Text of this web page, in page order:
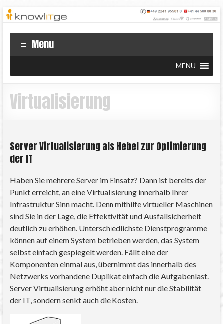
Menu
MENU
Virtualisierung
Server Virtualisierung als Hebel zur Optimierung
der IT
Haben Sie mehrere Server im Einsatz? Dann ist bereits der
Punkt erreicht, an eine Virtualisierung innerhalb Ihrer
Infrastruktur Sinn macht. Denn mithilfe virtueller Maschinen
sind Sie in der Lage, die Effektivität und Ausfallsicherheit
deutlich zu erhöhen. Unterschiedlichste Dienstprogramme
können auf einem System betrieben werden, das System
selbst einfach gespiegelt werden. Fällt eine der
Komponenten einmal aus, übernimmt das innerhalb des
Netzwerks vorhandene Duplikat einfach die Aufgabenlast.
Server Virtualisierung erhöht aber nicht nur die Stabilität
der IT, sondern senkt auch die Kosten.